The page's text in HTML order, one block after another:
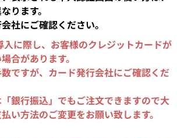
ります。
社にご確認ください。
入に際し、お客様のクレジットカードが
合があります。
ですが、カード発行会社にご確認くだ
銀行振込」でもご注文できますので大
い方法のご変更をお願い致します。